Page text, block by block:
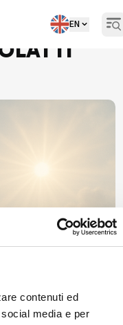
contenuti ed
media e per
EN